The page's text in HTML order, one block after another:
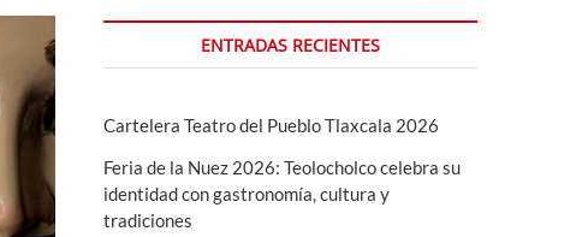
e
ENTRADAS RECIENTES
Cartelera Teatro del Pueblo Tlaxcala 2026
Feria de la Nuez 2026: Teolocholco celebra su
identidad con gastronomía, cultura y
tradiciones